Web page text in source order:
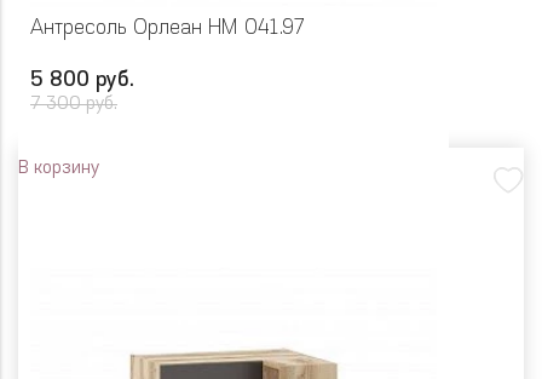
Антресоль Орлеан НМ 041.97
5 800 руб.
7 300 руб.
В корзину